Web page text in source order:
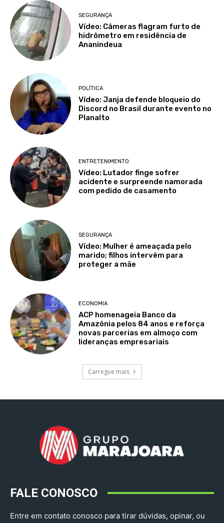
SEGURANÇA
Vídeo: Câmeras flagram furto de
hidrômetro em residência de
Ananindeua
POLÍTICA
Vídeo: Janja defende bloqueio do
Discord no Brasil durante evento no
Planalto
ENTRETENIMENTO
Vídeo: Lutador finge sofrer
acidente e surpreende namorada
com pedido de casamento
SEGURANÇA
Vídeo: Mulher é ameaçada pelo
marido; filhos intervêm para
proteger a mãe
ECONOMIA
ACP homenageia Banco da
Amazônia pelos 84 anos e reforça
novas parcerias em almoço com
lideranças empresariais
Carregue mais
FALE CONOSCO
Entre em contato conosco para tirar dúvidas, opinar, ou